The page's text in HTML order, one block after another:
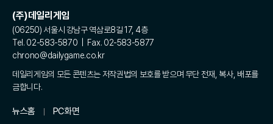
(주)데일리게임
(06250) 서울시 강남구 역삼로8길 17, 4층
Tel. 02-583-5870 | Fax. 02-583-5877
chrono@dailygame.co.kr
데일리게임의 모든 콘텐츠는 저작권법의 보호를 받으며 무단 전재, 복사, 배포를
금합니다.
뉴스홈 PC화면